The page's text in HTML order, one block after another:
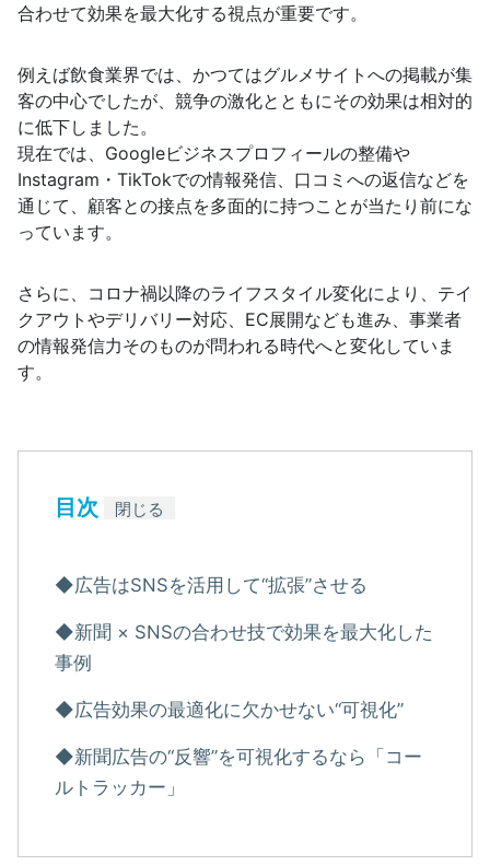
合わせて効果を最大化する視点が重要です。
例えば飲食業界では、かつてはグルメサイトへの掲載が集
客の中心でしたが、競争の激化とともにその効果は相対的
に低下しました。
現在では、Googleビジネスプロフィールの整備や
Instagram・TikTokでの情報発信、口コミへの返信などを
通じて、顧客との接点を多面的に持つことが当たり前にな
っています。
さらに、コロナ禍以降のライフスタイル変化により、テイ
クアウトやデリバリー対応、EC展開なども進み、事業者
の情報発信力そのものが問われる時代へと変化していま
す。
目次 閉じる
◆広告はSNSを活用して“拡張”させる
◆新聞 × SNSの合わせ技で効果を最大化した
事例
◆広告効果の最適化に欠かせない“可視化”
◆新聞広告の“反響”を可視化するなら「コー
ルトラッカー」